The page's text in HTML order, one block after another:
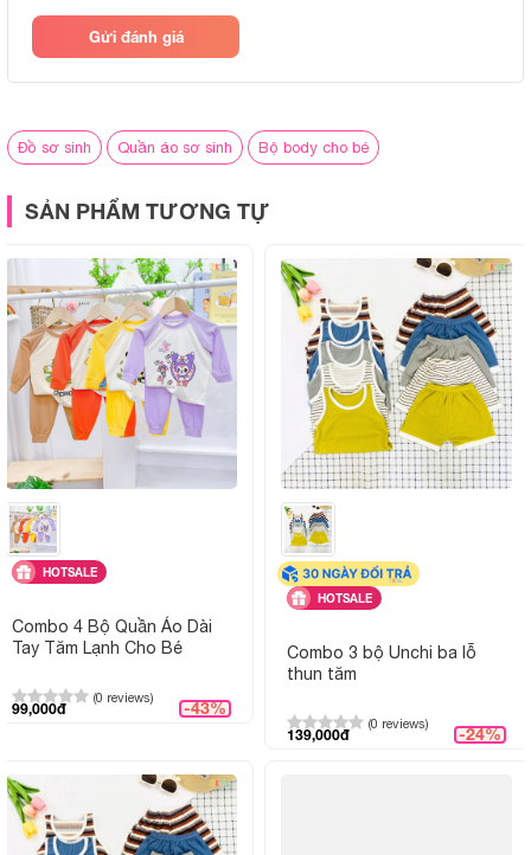
Gửi đánh giá
Đồ sơ sinh Quần áo sơ sinh Bộ body cho bé
SẢN PHẨM TƯƠNG TỰ
HOTSALE
Combo 4 Bộ Quần Áo Dài
Tay Tăm Lạnh Cho Bé
(0 reviews)
99,000đ -43%
HOTSALE
Combo 3 bộ Unchi ba lỗ
thun tăm
(0 reviews)
139,000đ -24%